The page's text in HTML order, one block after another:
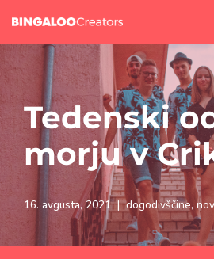
Skoči
vsebino
Tedenski
morju v
16. avgusta, 2021 dogodivščine,